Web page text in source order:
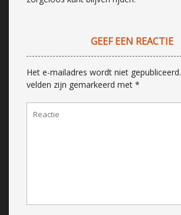
GEEF EEN REACTIE
Het e-mailadres wordt niet gepubliceerd.
velden zijn gemarkeerd met *